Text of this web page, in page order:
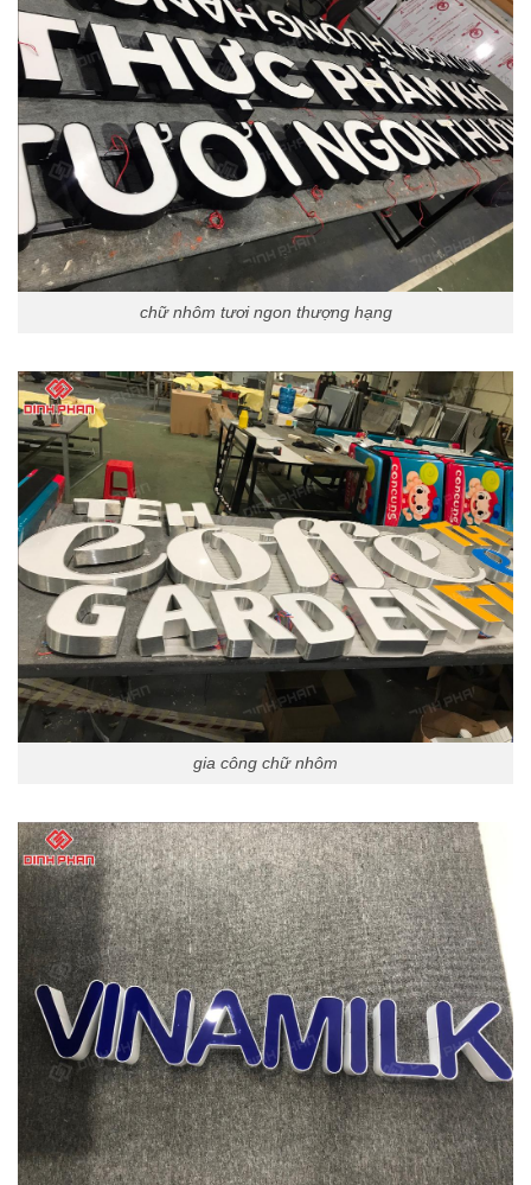
chữ nhôm tươi ngon thượng hạng
gia công chữ nhôm